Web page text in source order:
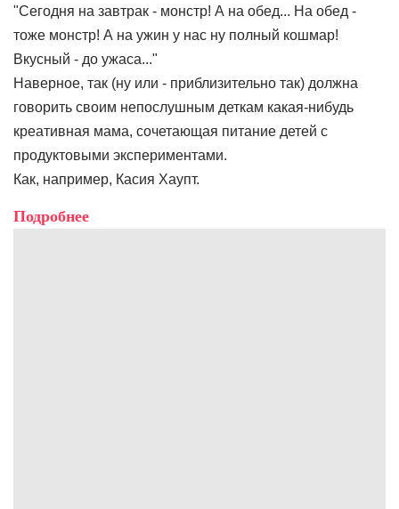
"Сегодня на завтрак - монстр! А на обед... На обед -
тоже монстр! А на ужин у нас ну полный кошмар!
Вкусный - до ужаса..."
Наверное, так (ну или - приблизительно так) должна
говорить своим непослушным деткам какая-нибудь
креативная мама, сочетающая питание детей с
продуктовыми экспериментами.
Как, например, Касия Хаупт.
Подробнее